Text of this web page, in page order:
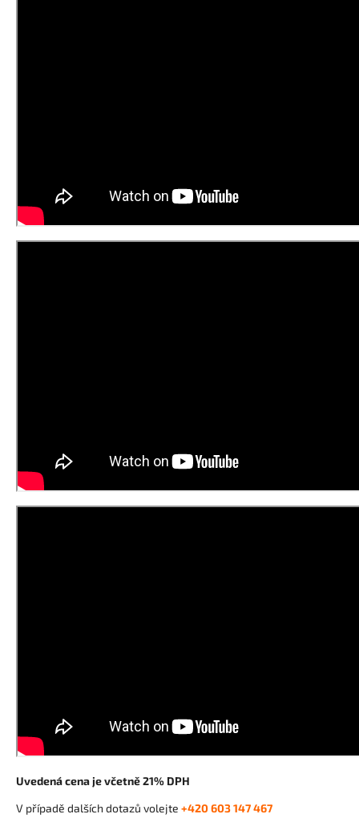
Uvedená cena je včetně 21% DPH
V případě dalších dotazů volejte +420 603 147 467